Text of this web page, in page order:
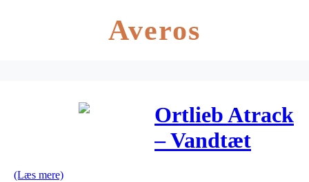
Averos
Ortlieb Atrack
– Vandtæt
(Læs mere)